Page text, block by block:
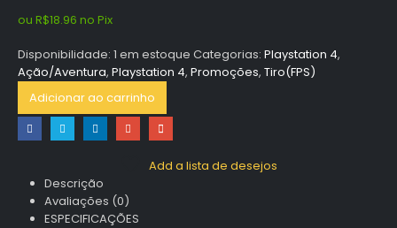
R$59.96.R$19.96.
ou R$18.96 no Pix
Disponibilidade: 1 em estoque Categorias: Playstation 4,
Ação/Aventura, Playstation 4, Promoções, Tiro(FPS)
Adicionar ao carrinho
Add a lista de desejos
Descrição
Avaliações (0)
ESPECIFICAÇÕES